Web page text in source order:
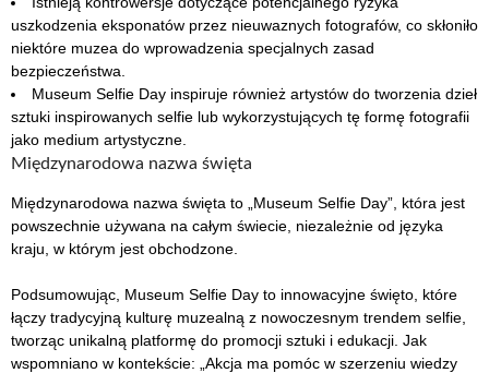
uszkodzenia eksponatów przez nieuwaznych fotografów, co skłoniło
niektóre muzea do wprowadzenia specjalnych zasad
bezpieczeństwa.
Museum Selfie Day inspiruje również artystów do tworzenia dzieł
sztuki inspirowanych selfie lub wykorzystujących tę formę fotografii
jako medium artystyczne.
Międzynarodowa nazwa święta
Międzynarodowa nazwa święta to „Museum Selfie Day”, która jest
powszechnie używana na całym świecie, niezależnie od języka
kraju, w którym jest obchodzone.
Podsumowując, Museum Selfie Day to innowacyjne święto, które
łączy tradycyjną kulturę muzealną z nowoczesnym trendem selfie,
tworząc unikalną platformę do promocji sztuki i edukacji. Jak
wspomniano w kontekście: „Akcja ma pomóc w szerzeniu wiedzy